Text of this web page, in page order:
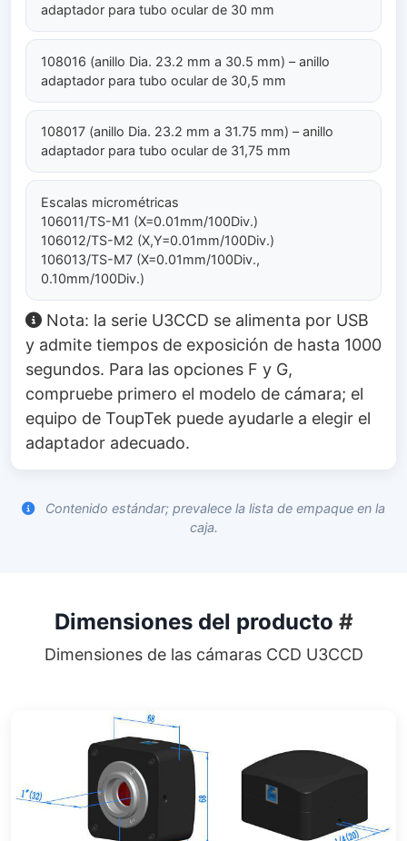
adaptador para tubo ocular de 30 mm
108016 (anillo Dia. 23.2 mm a 30.5 mm) – anillo
adaptador para tubo ocular de 30,5 mm
108017 (anillo Dia. 23.2 mm a 31.75 mm) – anillo
adaptador para tubo ocular de 31,75 mm
Escalas micrométricas
106011/TS-M1 (X=0.01mm/100Div.)
106012/TS-M2 (X,Y=0.01mm/100Div.)
106013/TS-M7 (X=0.01mm/100Div.,
0.10mm/100Div.)
Nota: la serie U3CCD se alimenta por USB
y admite tiempos de exposición de hasta 1000
segundos. Para las opciones F y G,
compruebe primero el modelo de cámara; el
equipo de ToupTek puede ayudarle a elegir el
adaptador adecuado.
Contenido estándar; prevalece la lista de empaque en la
caja.
Dimensiones del producto #
Dimensiones de las cámaras CCD U3CCD